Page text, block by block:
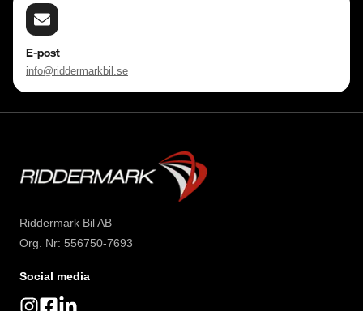
E-post
info@riddermarkbil.se
Riddermark Bil AB
Org. Nr: 556750-7693
Social media